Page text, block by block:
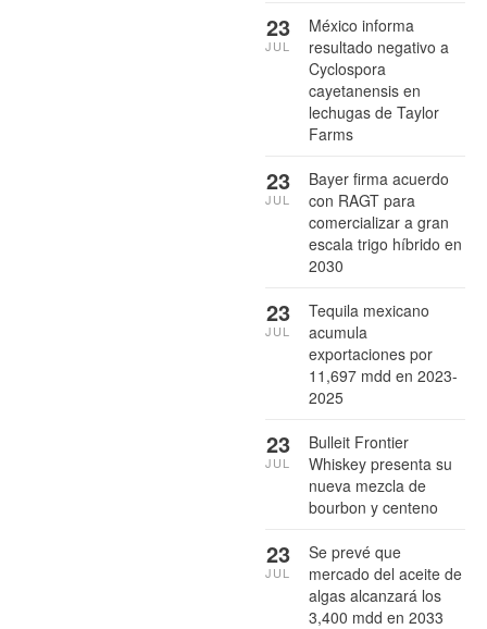
México informa
resultado negativo a
Cyclospora
cayetanensis en
lechugas de Taylor
Farms
23
JUL
Bayer firma acuerdo
con RAGT para
comercializar a gran
escala trigo híbrido en
2030
23
JUL
Tequila mexicano
acumula
exportaciones por
11,697 mdd en 2023-
2025
23
JUL
Bulleit Frontier
Whiskey presenta su
nueva mezcla de
bourbon y centeno
23
JUL
Se prevé que
mercado del aceite de
algas alcanzará los
3,400 mdd en 2033
23
JUL